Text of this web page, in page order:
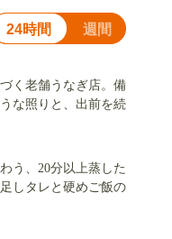
24時間 週間
く老舗うなぎ店。備
な照りと、出前を続
う、20分以上蒸した
しタレと硬めご飯の